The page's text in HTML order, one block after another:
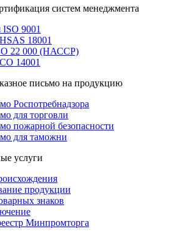
систем менеджмента
9001
18001
22 000 (НАССР)
14001
письмо на продукцию
Роспотребнадзора
для торговли
пожарной безопасности
для таможни
услуги
продукции
знаков
Минпромторга